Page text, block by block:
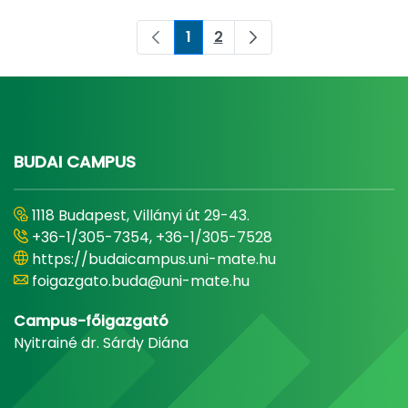
Pagina
1 Pagina
2
BUDAI CAMPUS
1118 Budapest, Villányi út 29-43.
+36-1/305-7354, +36-1/305-7528
https://budaicampus.uni-mate.hu
foigazgato.buda@uni-mate.hu
Campus-főigazgató
Nyitrainé dr. Sárdy Diána